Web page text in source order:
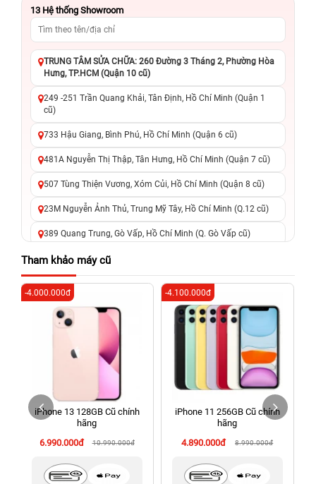
13 Hệ thống Showroom
TRUNG TÂM SỬA CHỮA: 260 Đường 3 Tháng 2, Phường Hòa
Hưng, TP.HCM (Quận 10 cũ)
249 -251 Trần Quang Khải, Tân Định, Hồ Chí Minh (Quận 1
cũ)
733 Hậu Giang, Bình Phú, Hồ Chí Minh (Quận 6 cũ)
481A Nguyễn Thị Thập, Tân Hưng, Hồ Chí Minh (Quận 7 cũ)
507 Tùng Thiện Vương, Xóm Củi, Hồ Chí Minh (Quận 8 cũ)
23M Nguyễn Ảnh Thủ, Trung Mỹ Tây, Hồ Chí Minh (Q.12 cũ)
389 Quang Trung, Gò Vấp, Hồ Chí Minh (Q. Gò Vấp cũ)
625 - 625A Âu Cơ, Tân Phú, Hồ Chí Minh (Quận Tân Phú cũ)
326 Lê Văn Việt, Tăng Nhơn Phú, Hồ Chí Minh (Q.9 TP. Thủ
Đức cũ)
256 Võ Văn Ngân, Thủ Đức, Hồ Chí Minh (Bình Thọ, TP. Thủ
Đức Cũ)
70 Nguyễn An Ninh, Dĩ An, Hồ Chí Minh (Bình Dương Cũ)
24h Vũng Tàu: 162A Ba Cu, Vũng Tàu, Hồ Chí Minh (TP. Vũng
Tàu cũ)
198 Hoàng Văn Thụ, Tân Sơn Nhất, Hồ Chí Minh (Tân Bình
Tham khảo máy cũ
iPhone 13 128GB Cũ chính
hãng
6.990.000đ
10.990.000đ
-4.000.000đ
iPhone 11 256GB Cũ chính
hãng
4.890.000đ
8.990.000đ
-4.100.000đ